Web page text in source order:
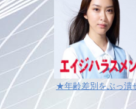
★年齢差別をぶっ潰